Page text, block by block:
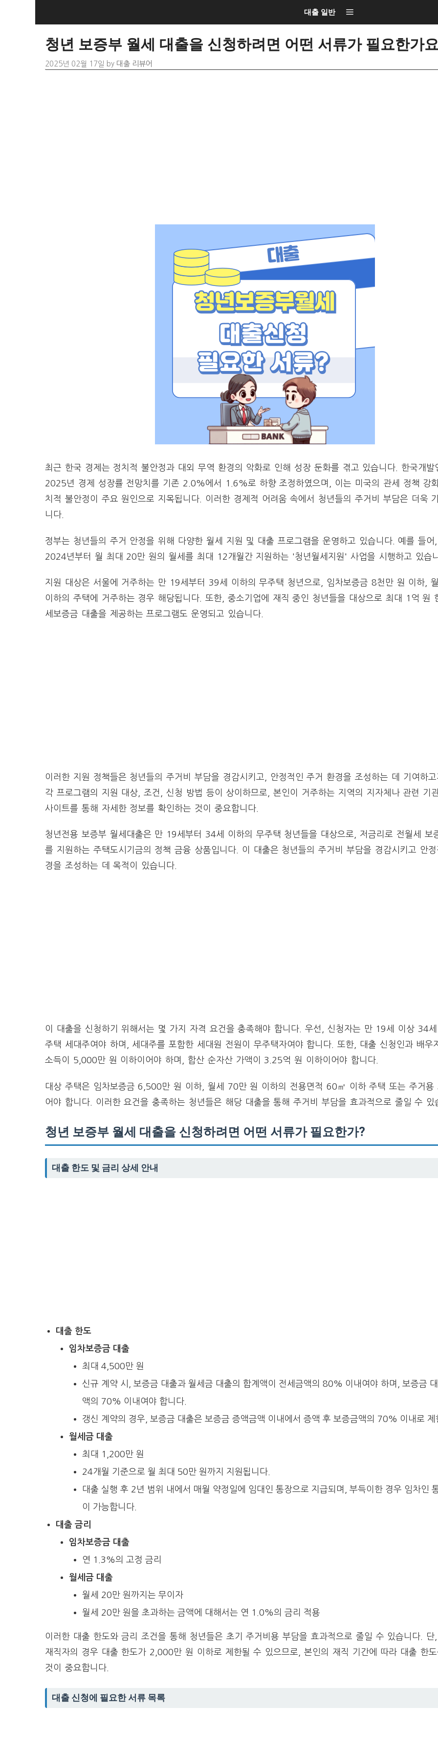
대출 일반
청년 보증부 월세 대출을 신청하려면 어떤 서류가 필요한가
2025년 02월 17일 by 대출 리뷰어
최근 한국 경제는 정치적 불안정과 대외 무역 환경의 악화로 인해 성장 둔화를 겪고 있습니다. 한국개발
2025년 경제 성장률 전망치를 기존 2.0%에서 1.6%로 하향 조정하였으며, 이는 미국의 관세 정책 강
치적 불안정이 주요 원인으로 지목됩니다. 이러한 경제적 어려움 속에서 청년들의 주거비 부담은 더욱
니다.
정부는 청년들의 주거 안정을 위해 다양한 월세 지원 및 대출 프로그램을 운영하고 있습니다. 예를 들어
2024년부터 월 최대 20만 원의 월세를 최대 12개월간 지원하는 '청년월세지원' 사업을 시행하고 있습
지원 대상은 서울에 거주하는 만 19세부터 39세 이하의 무주택 청년으로, 임차보증금 8천만 원 이하,
이하의 주택에 거주하는 경우 해당됩니다. 또한, 중소기업에 재직 중인 청년들을 대상으로 최대 1억 원
세보증금 대출을 제공하는 프로그램도 운영되고 있습니다.
이러한 지원 정책들은 청년들의 주거비 부담을 경감시키고, 안정적인 주거 환경을 조성하는 데 기여하
각 프로그램의 지원 대상, 조건, 신청 방법 등이 상이하므로, 본인이 거주하는 지역의 지자체나 관련 기
사이트를 통해 자세한 정보를 확인하는 것이 중요합니다.
청년전용 보증부 월세대출은 만 19세부터 34세 이하의 무주택 청년들을 대상으로, 저금리로 전월세 보
를 지원하는 주택도시기금의 정책 금융 상품입니다. 이 대출은 청년들의 주거비 부담을 경감시키고 안
경을 조성하는 데 목적이 있습니다.
이 대출을 신청하기 위해서는 몇 가지 자격 요건을 충족해야 합니다. 우선, 신청자는 만 19세 이상 34
주택 세대주여야 하며, 세대주를 포함한 세대원 전원이 무주택자여야 합니다. 또한, 대출 신청인과 배우
소득이 5,000만 원 이하이어야 하며, 합산 순자산 가액이 3.25억 원 이하이어야 합니다.
대상 주택은 임차보증금 6,500만 원 이하, 월세 70만 원 이하의 전용면적 60㎡ 이하 주택 또는 주거용
어야 합니다. 이러한 요건을 충족하는 청년들은 해당 대출을 통해 주거비 부담을 효과적으로 줄일 수 있
청년 보증부 월세 대출을 신청하려면 어떤 서류가 필요한가?
대출 한도 및 금리 상세 안내
대출 한도
임차보증금 대출
최대 4,500만 원
신규 계약 시, 보증금 대출과 월세금 대출의 합계액이 전세금액의 80% 이내여야 하며, 보증금
액의 70% 이내여야 합니다.
갱신 계약의 경우, 보증금 대출은 보증금 증액금액 이내에서 증액 후 보증금액의 70% 이내로 제
월세금 대출
최대 1,200만 원
24개월 기준으로 월 최대 50만 원까지 지원됩니다.
대출 실행 후 2년 범위 내에서 매월 약정일에 임대인 통장으로 지급되며, 부득이한 경우 임차인
이 가능합니다.
대출 금리
임차보증금 대출
연 1.3%의 고정 금리
월세금 대출
월세 20만 원까지는 무이자
월세 20만 원을 초과하는 금액에 대해서는 연 1.0%의 금리 적용
이러한 대출 한도와 금리 조건을 통해 청년들은 초기 주거비용 부담을 효과적으로 줄일 수 있습니다.
재직자의 경우 대출 한도가 2,000만 원 이하로 제한될 수 있으므로, 본인의 재직 기간에 따라 대출 한
것이 중요합니다.
대출 신청에 필요한 서류 목록